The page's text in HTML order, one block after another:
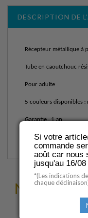
DESCRIPTION DE
Récepteur métallique à
Tube en caoutchouc
Pour adulte
5 couleurs disponibles
Garantie : 1 an
Marque : Comed
NOUS
Si votre
commande
août car nous
jusqu'au 16/
*(Les indications
chaque